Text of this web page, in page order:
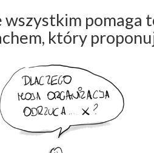
wszystkim pomaga
który